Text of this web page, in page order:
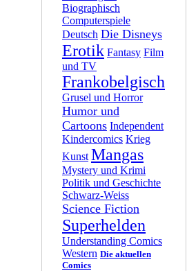
Biographisch
Computerspiele
Deutsch Die Disneys
Erotik Fantasy Film
und TV
Frankobelgisch
Grusel und Horror
Humor und
Cartoons Independent
Kindercomics Krieg
Kunst Mangas
Mystery und Krimi
Politik und Geschichte
Schwarz-Weiss
Science Fiction
Superhelden
Understanding Comics
Western Die aktuellen
Comics